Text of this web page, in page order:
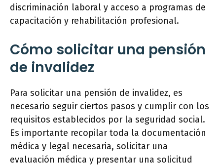
discriminación laboral y acceso a programas de
capacitación y rehabilitación profesional.
Cómo solicitar una pensión
de invalidez
Para solicitar una pensión de invalidez, es
necesario seguir ciertos pasos y cumplir con los
requisitos establecidos por la seguridad social.
Es importante recopilar toda la documentación
médica y legal necesaria, solicitar una
evaluación médica y presentar una solicitud